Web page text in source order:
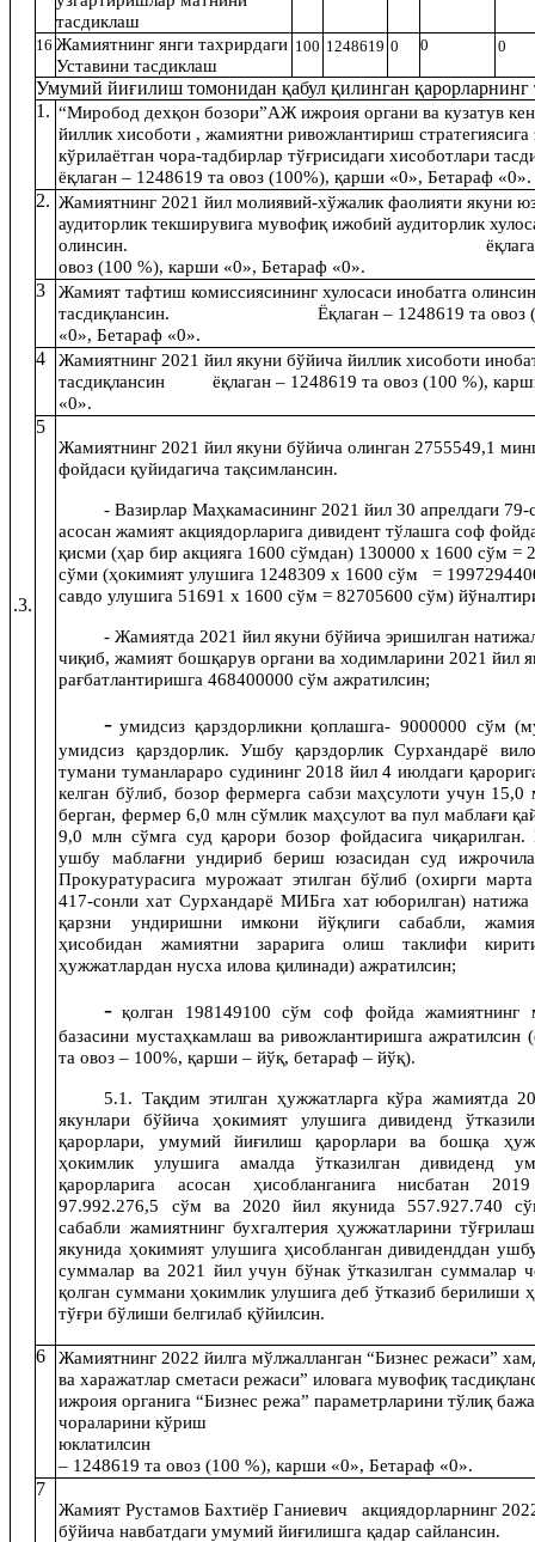
.3.
тасдиклаш
16 Жамиятнинг янги тахрирдаги
Уставини тасдиклаш
100 1248619 0 0 0
Умумий йиғилиш томонидан қабул қилинган қарорларнинг
1. “Миробод дехқон бозори”АЖ ижроия органи ва кузатув
йиллик хисоботи , жамиятни ривожлантириш
кўрилаётган чора-тадбирлар тўғрисидаги хисоботлари
ёқлаган – 1248619 та овоз (100%), қарши «0», Бетараф «0».
2. Жамиятнинг 2021 йил молиявий-хўжалик фаолияти якуни
аудиторлик текширувига мувофиқ ижобий аудиторлик
олинсин.
овоз (100 %), карши «0», Бетараф «0».
3
Жамият тафтиш комиссиясининг хулосаси инобатга
тасдиқлансин. Ёқлаган – 1248619 та овоз
«0», Бетараф «0».
4
Жамиятнинг 2021 йил якуни бўйича йиллик хисоботи
тасдиқлансин ёқлаган – 1248619 та овоз (100 %),
«0».
5
Жамиятнинг 2021 йил якуни бўйича олинган 2755549,1
фойдаси қуйидагича тақсимлансин.
- Вазирлар Маҳкамасининг 2021 йил 30 апрелдаги 79-
асосан жамият акциядорларига дивидент тўлашга соф
қисми (ҳар бир акцияга 1600 сўмдан) 130000 х 1600 сўм =
сўми (ҳокимият улушига 1248309 х 1600 сўм =
савдо улушига 51691 х 1600 сўм = 82705600 сўм)
- Жамиятда 2021 йил якуни бўйича эришилган
чиқиб, жамият бошқарув органи ва ходимларини 2021 йил
рағбатлантиришга 468400000 сўм ажратилсин;
- умидсиз қарздорликни қоплашга- 9000000 сўм
умидсиз қарздорлик. Ушбу қарздорлик Сурхандарё
тумани туманлараро судининг 2018 йил 4 июлдаги
келган бўлиб, бозор фермерга сабзи маҳсулоти учун 15,0
берган, фермер 6,0 млн сўмлик маҳсулот ва пул маблағи
9,0 млн сўмга суд қарори бозор фойдасига
ушбу маблағни ундириб бериш юзасидан суд
Прокуратурасига мурожаат этилган бўлиб (охирги
417-сонли хат Сурхандарё МИБга хат юборилган)
қарзни ундиришни имкони йўқлиги сабабли,
ҳисобидан жамиятни зарарига олиш таклифи
ҳужжатлардан нусха илова қилинади) ажратилсин;
- қолган 198149100 сўм соф фойда жамиятнинг
базасини мустаҳкамлаш ва ривожлантиришга ажратилсин
та овоз – 100%, қарши – йўқ, бетараф – йўқ).
5.1. Тақдим этилган ҳужжатларга кўра жамиятда
якунлари бўйича ҳокимият улушига дивиденд
қарорлари, умумий йиғилиш қарорлари ва бошқа
ҳокимлик улушига амалда ўтказилган дивиденд
қарорларига асосан ҳисобланганига нисбатан
97.992.276,5 сўм ва 2020 йил якунида 557.927.740
сабабли жамиятнинг бухгалтерия ҳужжатларини
якунида ҳокимият улушига ҳисобланган дивиденддан
суммалар ва 2021 йил учун бўнак ўтказилган суммалар
қолган суммани ҳокимлик улушига деб ўтказиб берилиши
тўғри бўлиши белгилаб қўйилсин.
6
Жамиятнинг 2022 йилга мўлжалланган “Бизнес режаси”
ва харажатлар сметаси режаси” иловага мувофиқ
ижроия органига “Бизнес режа” параметрларини тўлиқ
чораларини кўриш
юклатилсин
– 1248619 та овоз (100 %), карши «0», Бетараф «0».
7
Жамият Рустамов Бахтиёр Ганиевич акциядорларнинг
бўйича навбатдаги умумий йиғилишга қадар сайлансин.